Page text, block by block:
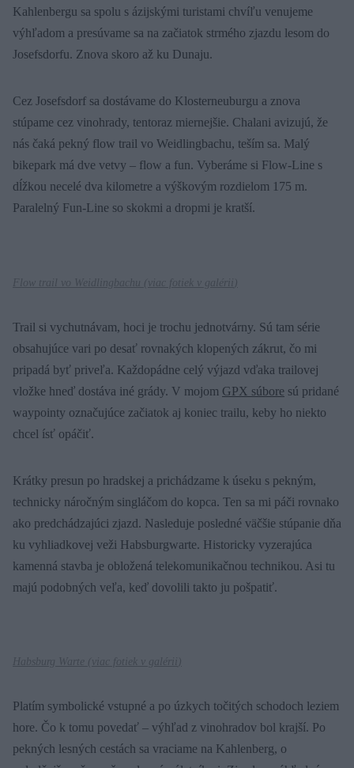
Kahlenbergu sa spolu s ázijskými turistami chvíľu venujeme
výhľadom a presúvame sa na začiatok strmého zjazdu lesom do
Josefsdorfu. Znova skoro až ku Dunaju.
Cez Josefsdorf sa dostávame do Klosterneuburgu a znova
stúpame cez vinohrady, tentoraz miernejšie. Chalani avizujú, že
nás čaká pekný flow trail vo Weidlingbachu, teším sa. Malý
bikepark má dve vetvy – flow a fun. Vyberáme si Flow-Line s
dĺžkou necelé dva kilometre a výškovým rozdielom 175 m.
Paralelný Fun-Line so skokmi a dropmi je kratší.
Flow trail vo Weidlingbachu ( viac fotiek v galérii )
Trail si vychutnávam, hoci je trochu jednotvárny. Sú tam série
obsahujúce vari po desať rovnakých klopených zákrut, čo mi
pripadá byť priveľa. Každopádne celý výjazd vďaka trailovej
vložke hneď dostáva iné grády. V mojom GPX súbore sú pridané
waypointy označujúce začiatok aj koniec trailu, keby ho niekto
chcel ísť opáčiť.
Krátky presun po hradskej a prichádzame k úseku s pekným,
technicky náročným singláčom do kopca. Ten sa mi páči rovnako
ako predchádzajúci zjazd. Nasleduje posledné väčšie stúpanie dňa
ku vyhliadkovej veži Habsburgwarte. Historicky vyzerajúca
kamenná stavba je obložená telekomunikačnou technikou. Asi tu
majú podobných veľa, keď dovolili takto ju pošpatiť.
Habsburg Warte ( viac fotiek v galérii )
Platím symbolické vstupné a po úzkych točitých schodoch leziem
hore. Čo k tomu povedať – výhľad z vinohradov bol krajší. Po
pekných lesných cestách sa vraciame na Kahlenberg, o